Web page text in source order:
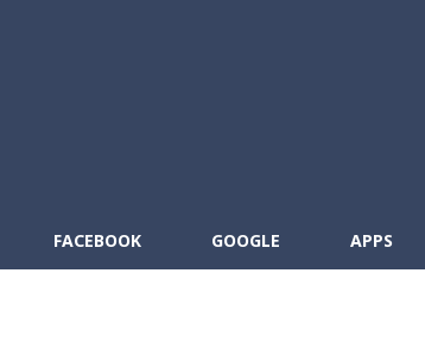
FACEBOOK GOOGLE APPS